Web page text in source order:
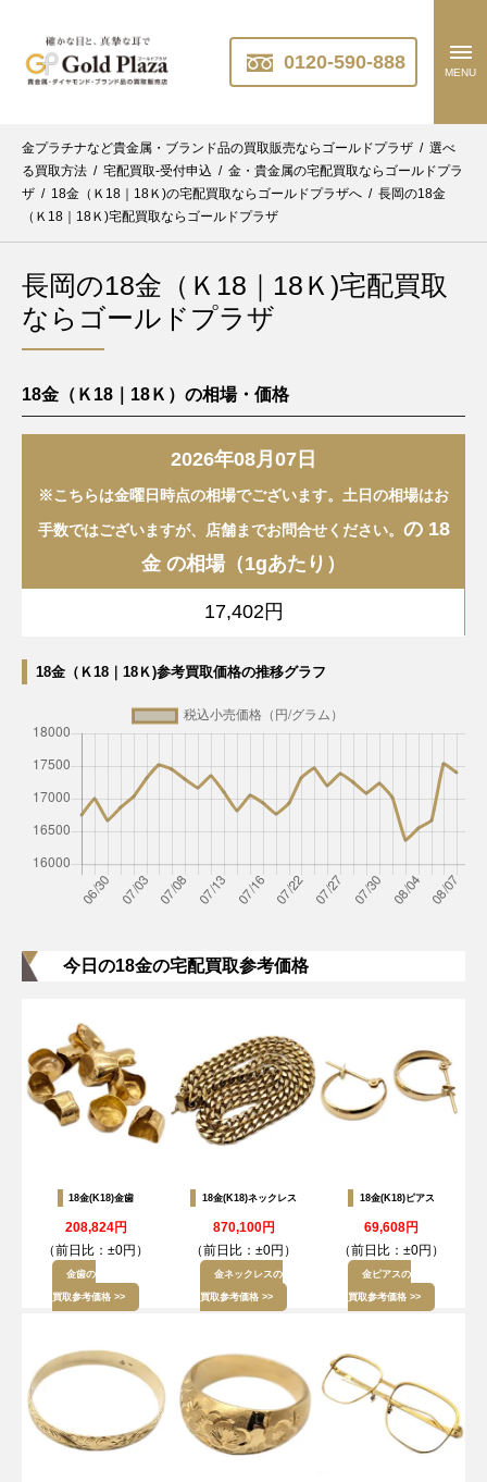
0120-590-888 MENU
金プラチナなど貴金属・ブランド品の買取販売ならゴールドプラザ / 選べ
る買取方法 / 宅配買取-受付申込 / 金・貴金属の宅配買取ならゴールドプラ
ザ / 18金（Ｋ18｜18Ｋ)の宅配買取ならゴールドプラザへ / 長岡の18金
（Ｋ18｜18Ｋ)宅配買取ならゴールドプラザ
長岡の18金（Ｋ18｜18Ｋ)宅配買取
ならゴールドプラザ
18金（Ｋ18｜18Ｋ）の相場・価格
2026年08月07日
※こちらは金曜日時点の相場でございます。土日の相場はお
手数ではございますが、店舗までお問合せください。 の 18
金 の相場（1gあたり）
17,402円
18金（Ｋ18｜18Ｋ)参考買取価格の推移グラフ
今日の18金の宅配買取参考価格
18金(K18)金歯
208,824円
（前日比： ±0円 ）
金歯の
買取参考価格 >>
18金(K18)ネックレス
870,100円
（前日比： ±0円 ）
金ネックレスの
買取参考価格 >>
18金(K18)ピアス
69,608円
（前日比： ±0円 ）
金ピアスの
買取参考価格 >>